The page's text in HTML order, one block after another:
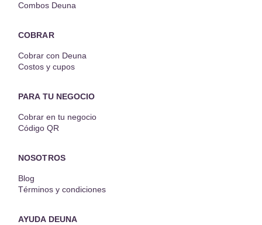
Combos Deuna
COBRAR
Cobrar con Deuna
Costos y cupos
PARA TU NEGOCIO
Cobrar en tu negocio
Código QR
NOSOTROS
Blog
Términos y condiciones
AYUDA DEUNA